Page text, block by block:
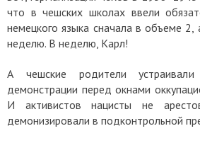
что в чешских школах ввели
немецкого языка сначала в объеме
неделю. В неделю, Карл!
А чешские родители
демонстрации перед окнами
И активистов нацисты не
демонизировали в подконтрольной